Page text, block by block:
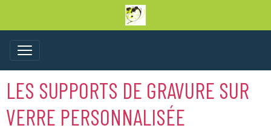
LES SUPPORTS DE GRAVURE SUR
VERRE PERSONNALISÉE